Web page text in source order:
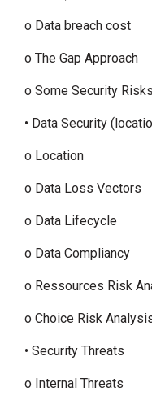
o Data breach cost
o The Gap Approach
o Some Security
• Data Security
o Location
o Data Loss Vectors
o Data Lifecycle
o Data Compliancy
o Ressources Risk
o Choice Risk
• Security Threats
o Internal Threats